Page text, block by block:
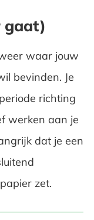
gaat)
waar jouw
bevinden. Je
richting
werken aan je
dat je een
zet.